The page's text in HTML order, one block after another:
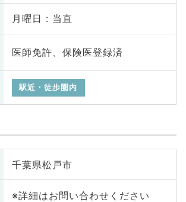
月曜日 : 当直
医師免許、保険医登録済
駅近・徒歩圏内
千葉県松戸市
※詳細はお問い合わせください